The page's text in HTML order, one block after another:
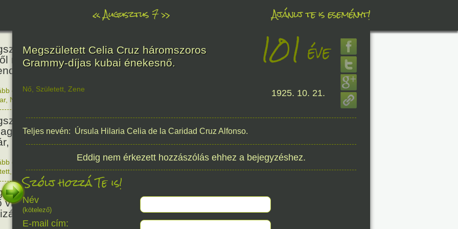
«Augusztus 7» Ajánlj te is eseményt!
Báthori Erzsébet,
rémséges és kegyetlen
éltek.
466
olvasom|Nincs hozzászólás, szólj hozzá!
, Nő
Kondor Gusztáv
matematikus, egyetemi
akadémikus.
201éve
olvasom
Nincs hozzászólás, szólj hozzá!
Technika,Magyar 1825. 08. 07.
Mata Hari, a híres
világháborús táncosnő,
és kém.
150éve
Megszületett Celia Cruz háromszoros
Grammy-díjas kubai énekesnő.
101 éve
Nő Született Zene 1925. 10. 21.
Teljes nevén: Úrsula Hilaria Celia de la Caridad Cruz Alfonso.
Eddig nem érkezett hozzászólás ehhez a bejegyzéshez.
Szólj hozzá Te is!
Név
(kötelező)
E-mail cím: